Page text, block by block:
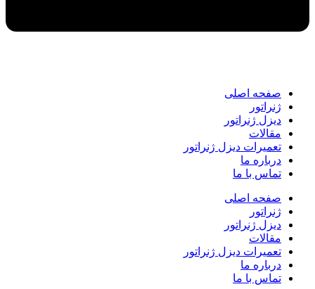
صفحه اصلی
ژنراتور
دیزل ژنراتور
مقالات
تعمیرات دیزل ژنراتور
درباره ما
تماس با ما
صفحه اصلی
ژنراتور
دیزل ژنراتور
مقالات
تعمیرات دیزل ژنراتور
درباره ما
تماس با ما